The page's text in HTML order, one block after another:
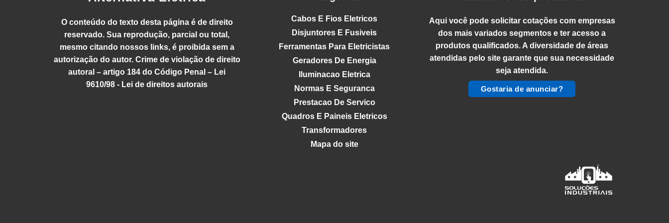
O conteúdo do texto desta página é de direito
reservado. Sua reprodução, parcial ou total,
mesmo citando nossos links, é proibida sem a
autorização do autor. Crime de violação de direito
autoral – artigo 184 do Código Penal – Lei
9610/98 - Lei de direitos autorais
Cabos E Fios Eletricos
Disjuntores E Fusiveis
Ferramentas Para Eletricistas
Geradores De Energia
Iluminacao Eletrica
Normas E Seguranca
Prestacao De Servico
Quadros E Paineis Eletricos
Transformadores
Mapa do site
Aqui você pode solicitar cotações com empresas
dos mais variados segmentos e ter acesso a
produtos qualificados. A diversidade de áreas
atendidas pelo site garante que sua necessidade
seja atendida.
Gostaria de anunciar?